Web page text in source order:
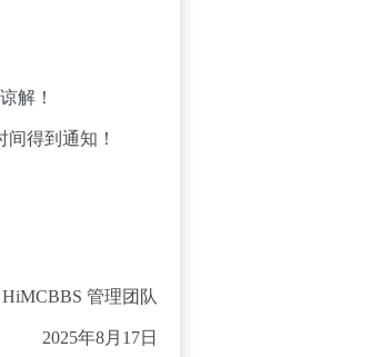
解！
得到通知！
HiMCBBS 管理团队
2025年8月17日